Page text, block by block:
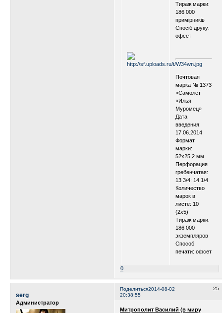
Тираж марки:
186 000
примірників
Спосіб друку:
офсет
.
Почтовая
марка № 1373
«Самолет
«Илья
Муромец»
Дата
введения:
17.06.2014
Формат
марки:
52х25,2 мм
Перфорация
гребенчатая:
13 3/4: 14 1/4
Количество
марок в
листе: 10
(2х5)
Тираж марки:
186 000
экземпляров
Способ
печати: офсет
0
Поделиться 25
2014-08-02
20:38:55
serg
Администратор
Митрополит Василий (в миру